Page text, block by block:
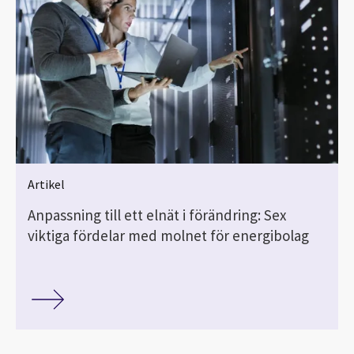
Artikel
Anpassning till ett elnät i förändring: Sex
viktiga fördelar med molnet för energibolag